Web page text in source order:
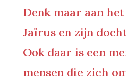
Denk maar aan
Jaïrus en zijn
Ook daar is een
mensen die zich